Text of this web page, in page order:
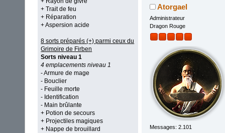
+ Trait de feu
+ Réparation
+ Aspersion acide
8 sorts préparés (+) parmi ceux du
Grimoire de Firben
Sorts niveau 1
4 emplacements niveau 1
- Armure de mage
- Bouclier
- Feuille morte
- Identification
- Main brûlante
+ Potion de secours
+ Projectiles magiques
+ Nappe de brouillard
Atorgael
Administrateur
Dragon Rouge
Messages: 2.101